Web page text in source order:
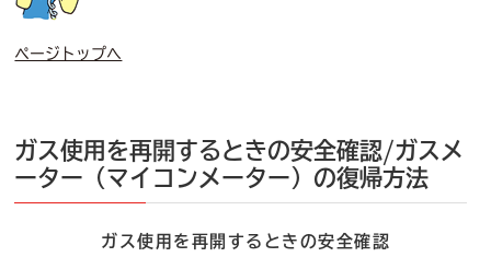
ページトップへ
ガス使用を再開するときの安全確認/ガスメ
ーター（マイコンメーター）の復帰方法
ガス使用を再開するときの安全確認